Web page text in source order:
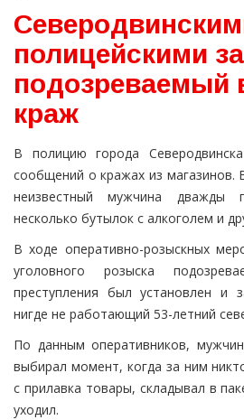
полицейскими
подозреваемый
краж
В полицию города
сообщений о кражах из магазинов.
неизвестный мужчина дважды
несколько бутылок с алкоголем и
В ходе оперативно-розыскных
уголовного розыска
преступления был установлен и
нигде не работающий 53-летний
По данным оперативников,
выбирал момент, когда за ним
с прилавка товары, складывал в
уходил.